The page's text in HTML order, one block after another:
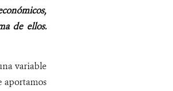
de ellos.
variable
aportamos